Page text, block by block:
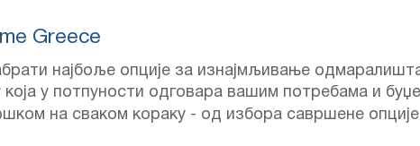
Greece
најбоље опције за изнајмљивање
у потпуности одговара вашим потребама и
на сваком кораку - од избора савршене опције